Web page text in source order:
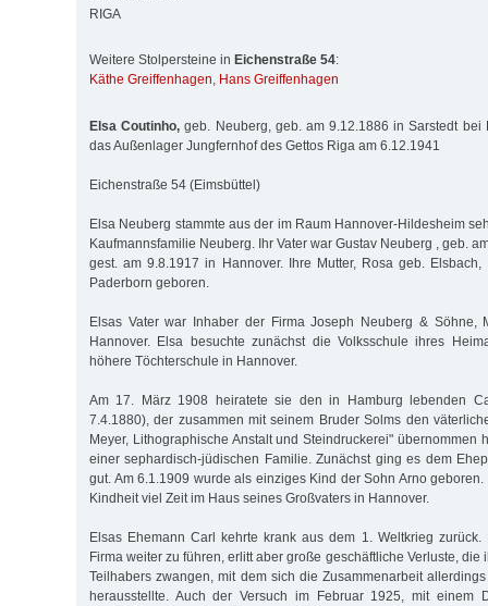
RIGA
Weitere Stolpersteine in Eichenstraße 54:
Käthe Greiffenhagen, Hans Greiffenhagen
Elsa Coutinho, geb. Neuberg, geb. am 9.12.1886 in Sarstedt bei
das Außenlager Jungfernhof des Gettos Riga am 6.12.1941
Eichenstraße 54 (Eimsbüttel)
Elsa Neuberg stammte aus der im Raum Hannover-Hildesheim
Kaufmannsfamilie Neuberg. Ihr Vater war Gustav Neuberg , geb.
gest. am 9.8.1917 in Hannover. Ihre Mutter, Rosa geb.
Paderborn geboren.
Elsas Vater war Inhaber der Firma Joseph Neuberg & Söhne,
Hannover. Elsa besuchte zunächst die Volksschule ihres
höhere Töchterschule in Hannover.
Am 17. März 1908 heiratete sie den in Hamburg lebenden
7.4.1880), der zusammen mit seinem Bruder Solms den
Meyer, Lithographische Anstalt und Steindruckerei" übernommen
einer sephardisch-jüdischen Familie. Zunächst ging es dem
gut. Am 6.1.1909 wurde als einziges Kind der Sohn Arno
Kindheit viel Zeit im Haus seines Großvaters in Hannover.
Elsas Ehemann Carl kehrte krank aus dem 1. Weltkrieg zurück.
Firma weiter zu führen, erlitt aber große geschäftliche Verluste, die
Teilhabers zwangen, mit dem sich die Zusammenarbeit
herausstellte. Auch der Versuch im Februar 1925, mit einem